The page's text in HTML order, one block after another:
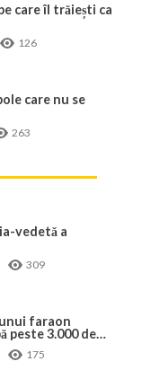
care îl trăiești ca
126
care nu se
263
vedetă a
309
faraon
peste 3.000 de
175